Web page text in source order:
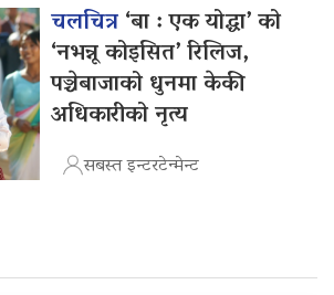
चलचित्र‘बा : एक योद्धा’ को
‘नभन्नू कोइसित’ रिलिज,
पञ्चेबाजाको धुनमा केकी
अधिकारीको नृत्य
सबस्त इन्टरटेन्मेन्ट